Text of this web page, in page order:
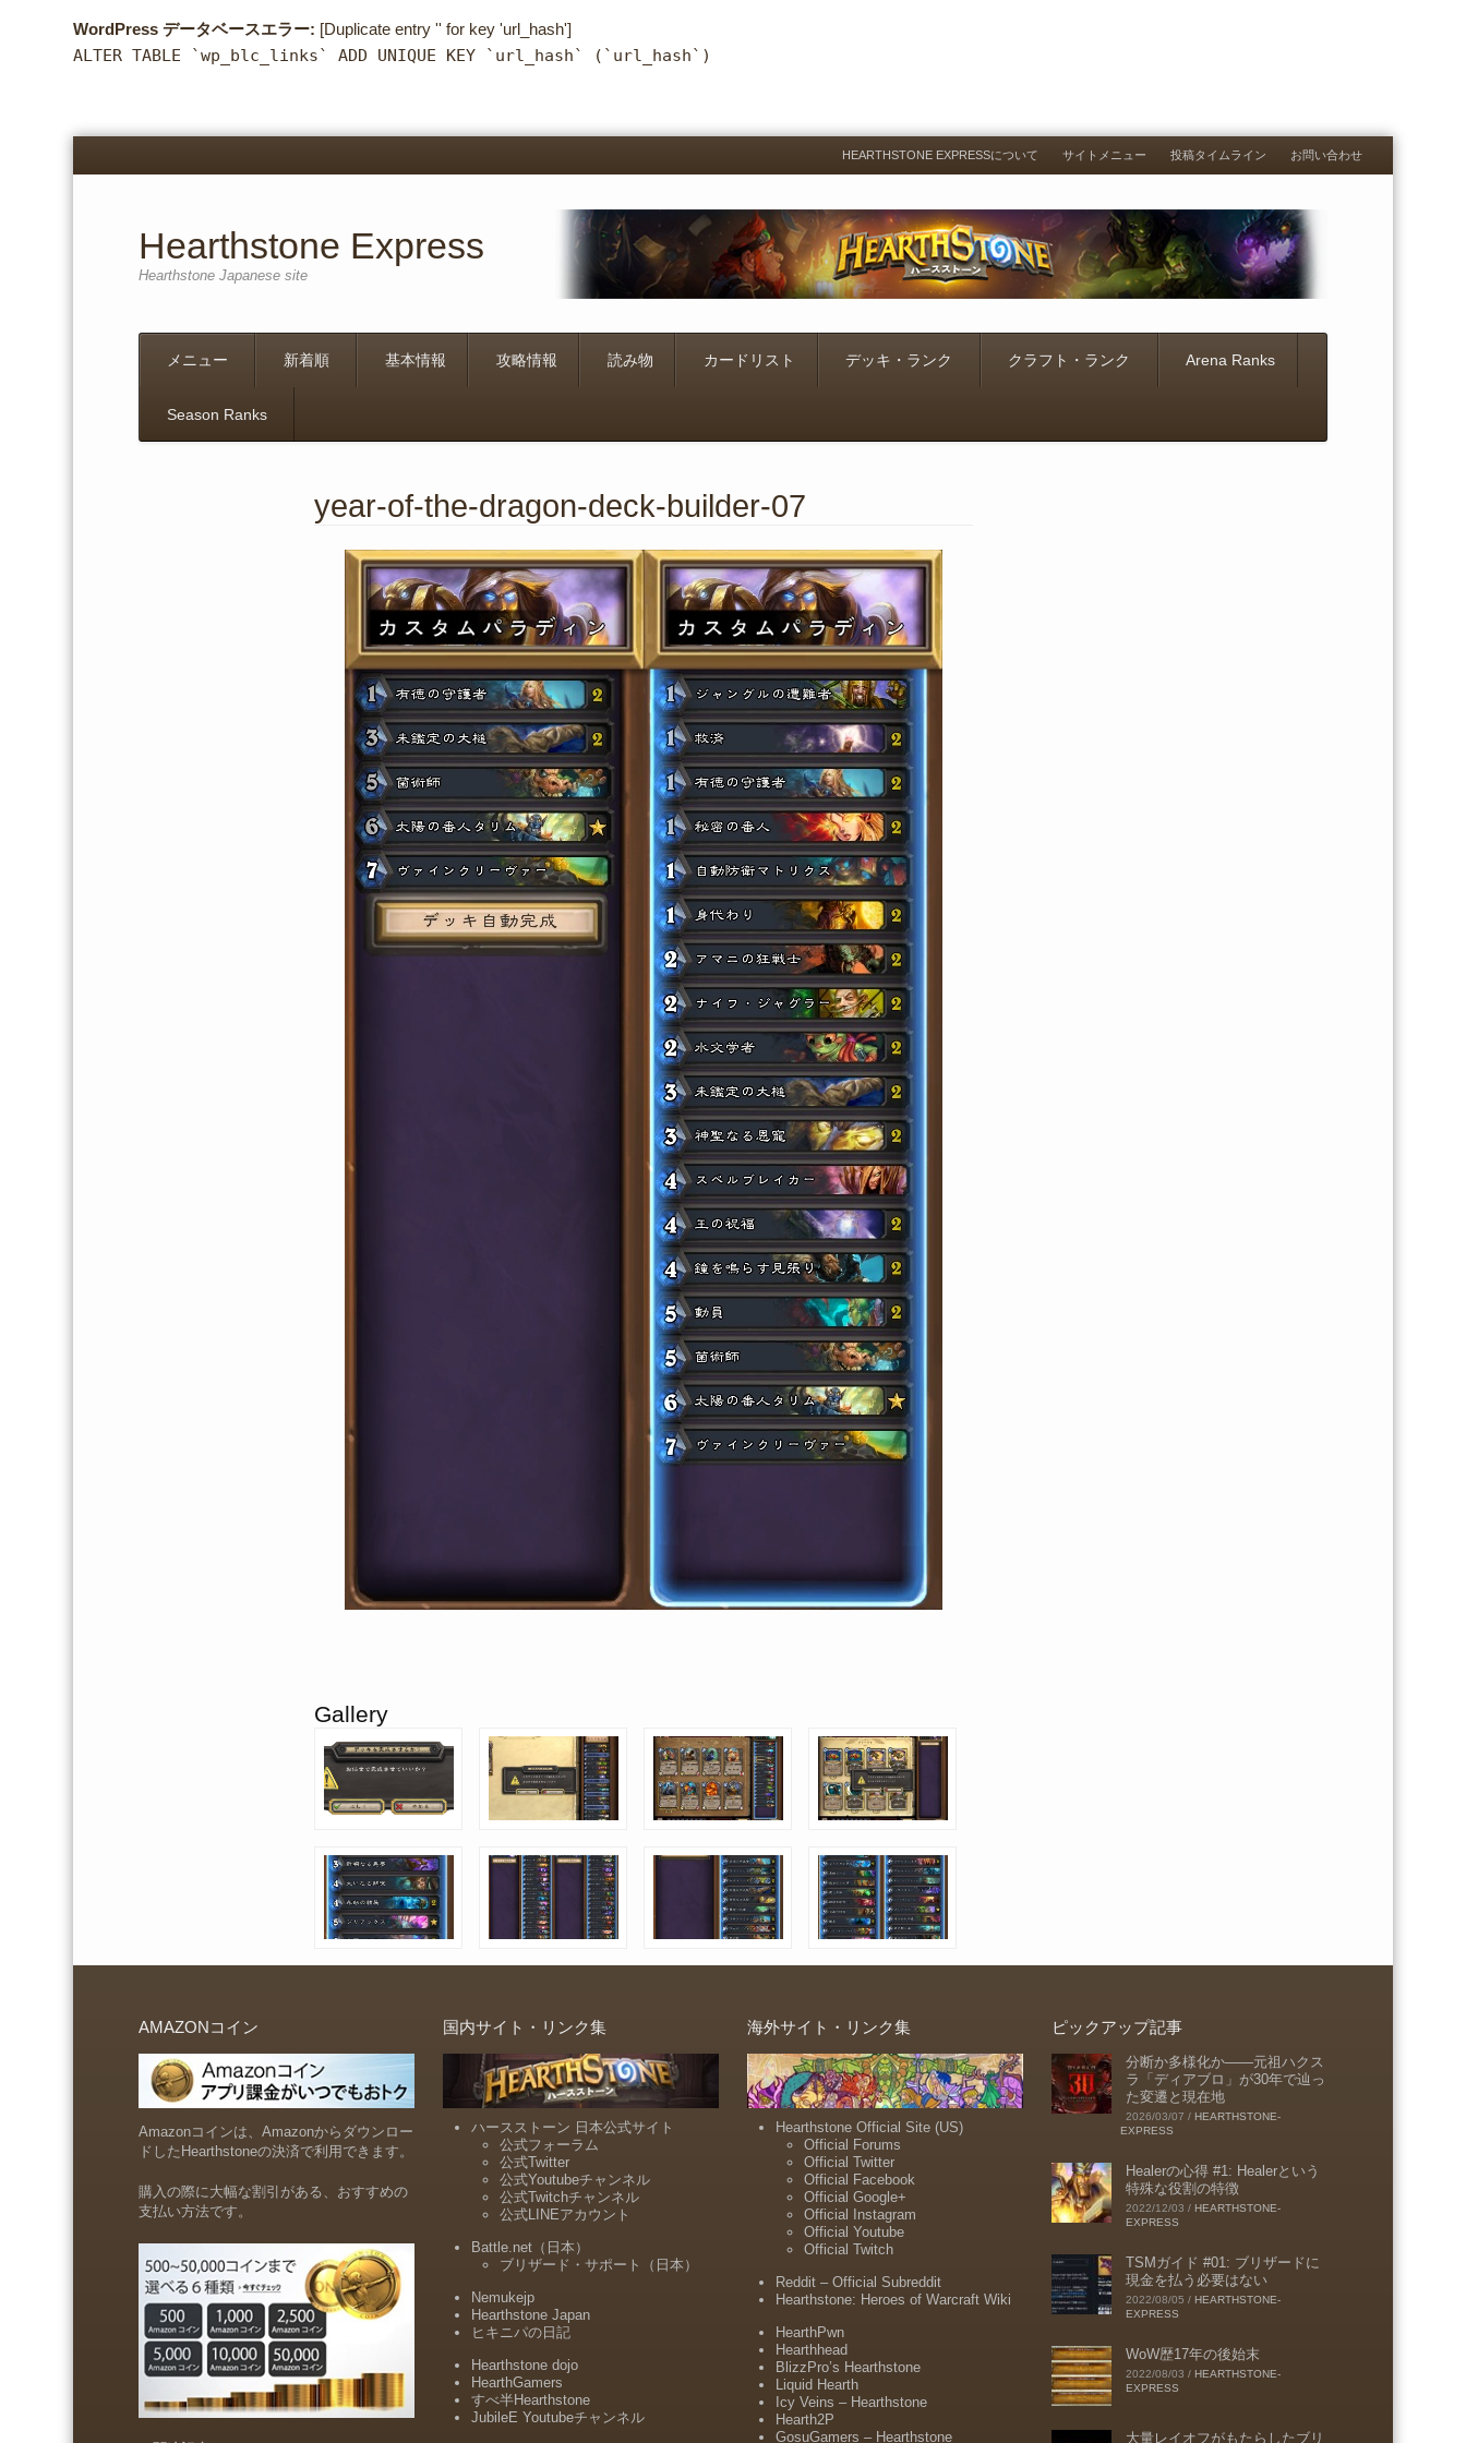
WordPress データベースエラー: [Duplicate entry '' for key 'url_hash']
ALTER TABLE `wp_blc_links` ADD UNIQUE KEY `url_hash` (`url_hash`)
Menu
Skip
to
HEARTHSTONE EXPRESSについて サイトメニュー 投稿タイムライン お問い合わせ
Hearthstone Express
Hearthstone Japanese site
メニュー 新着順 基本情報 攻略情報 読み物 カードリスト デッキ・ランク クラフト・ランク Arena Ranks
Season Ranks
year-of-the-dragon-deck-builder-07
Gallery
AMAZONコイン
Amazonコインは、Amazonからダウンロー
ドしたHearthstoneの決済で利用できます。
購入の際に大幅な割引がある、おすすめの
支払い方法です。
国内サイト・リンク集
ハースストーン 日本公式サイト
公式フォーラム
公式Twitter
公式Youtubeチャンネル
公式Twitchチャンネル
公式LINEアカウント
Battle.net（日本）
ブリザード・サポート（日本）
Nemukejp
Hearthstone Japan
ヒキニパの日記
Hearthstone dojo
HearthGamers
すべ半Hearthstone
JubileE Youtubeチャンネル
海外サイト・リンク集
Hearthstone Official Site (US)
Official Forums
Official Twitter
Official Facebook
Official Google+
Official Instagram
Official Youtube
Official Twitch
Reddit – Official Subreddit
Hearthstone: Heroes of Warcraft Wiki
HearthPwn
Hearthhead
BlizzPro’s Hearthstone
Liquid Hearth
Icy Veins – Hearthstone
Hearth2P
GosuGamers – Hearthstone
ピックアップ記事
分断か多様化か――元祖ハクス
ラ「ディアブロ」が30年で辿っ
た変遷と現在地
2026/03/07 / HEARTHSTONE-
EXPRESS
Healerの心得 #1: Healerという
特殊な役割の特徴
2022/12/03 / HEARTHSTONE-
EXPRESS
TSMガイド #01: ブリザードに
現金を払う必要はない
2022/08/05 / HEARTHSTONE-
EXPRESS
WoW歴17年の後始末
2022/08/03 / HEARTHSTONE-
EXPRESS
大量レイオフがもたらしたブリ